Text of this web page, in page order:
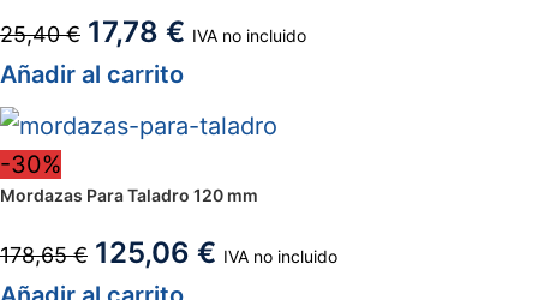
25,40€ 17,78 € IVA no incluido
Añadir al carrito
-30%
Mordazas Para Taladro 120 mm
178,65€ 125,06 € IVA no incluido